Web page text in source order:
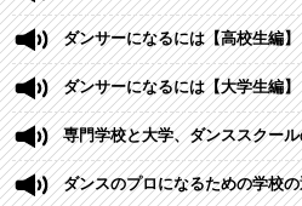
ダンサーになるには【高校生編】
ダンサーになるには【大学生編】
専門学校と大学、ダンススクー
ダンスのプロになるための学校